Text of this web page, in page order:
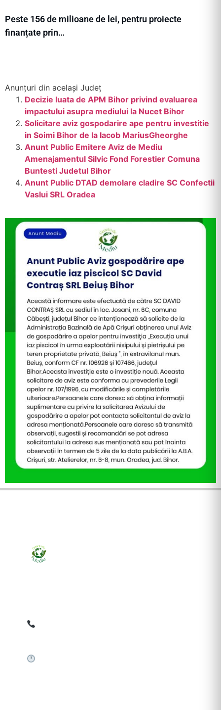
Peste 156 de milioane de lei, pentru proiecte
finanțate prin…
Anunțuri din același Județ
Decizie luata de APM Bihor privind evaluarea
impactului asupra mediului la Nucet Bihor
Solicitare aviz gospodarire ape pentru investitie
in Soimi Bihor de la Iacob MariusGheorghe
Anunt Public Emitere Aviz de Mediu
Amenajamentul Silvic Fond Forestier Comuna
Buntesti Judetul Bihor
Anunt Public DTAD demolare cladire SC Confectii
Vaslui SRL Oradea